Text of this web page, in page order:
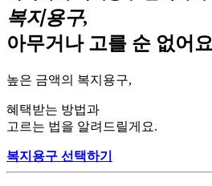
복지용구,
아무거나 고를 순 없어
높은 금액의 복지용구,
혜택받는 방법과
고르는 법을 알려드릴게요.
복지용구 선택하기